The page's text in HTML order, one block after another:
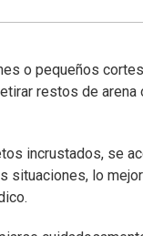
o pequeños
restos de
incrustados, se
situaciones, lo